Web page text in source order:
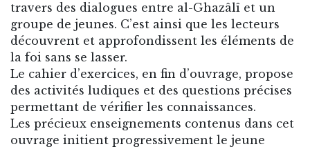
travers des dialogues entre al-Ghazâlî et un
groupe de jeunes. C’est ainsi que les lecteurs
découvrent et approfondissent les éléments de
la foi sans se lasser.
Le cahier d’exercices, en fin d’ouvrage, propose
des activités ludiques et des questions précises
permettant de vérifier les connaissances.
Les précieux enseignements contenus dans cet
ouvrage initient progressivement le jeune